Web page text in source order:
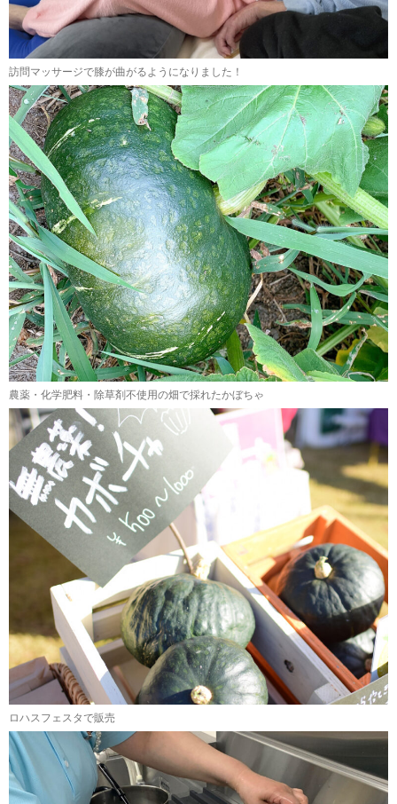
訪問マッサージで膝が曲がるようになりました！
農薬・化学肥料・除草剤不使用の畑で採れたかぼちゃ
ロハスフェスタで販売